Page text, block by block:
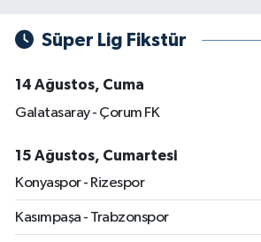
Süper Lig Fikstür
14 Ağustos, Cuma
Galatasaray - Çorum FK
15 Ağustos, Cumartesi
Konyaspor - Rizespor
Kasımpaşa - Trabzonspor